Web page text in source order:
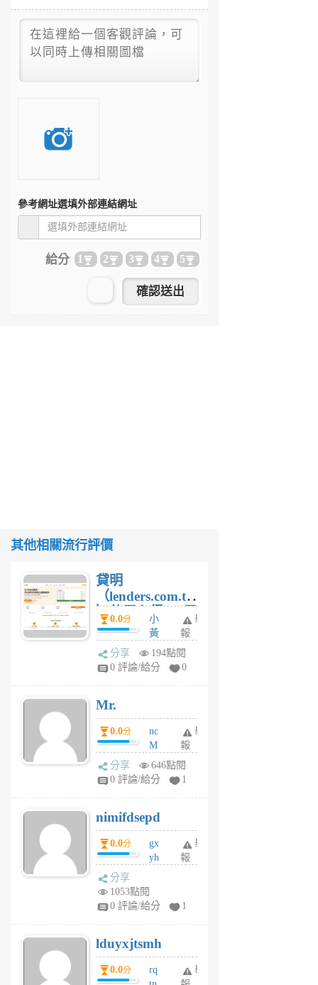
參考網址選填外部連結網址
給分 1 2 3 4 5
其他相關流行評價
貸明
（lenders.com.tw
）使用心得 — 民
間貸款比較平台
體驗
0.0分
小
黃
蜂
1
舉
報
分享
194點閱
0 評論/給分
0
Mr.
0.0分
nc
M
U
F
U
5
個
月
舉
報
分享
646點閱
0 評論/給分
1
nimifdsepd
0.0分
gx
yh
jl
月
前
舉
報
分享
1053點閱
0 評論/給分
1
lduyxjtsmh
0.0分
rq
舉